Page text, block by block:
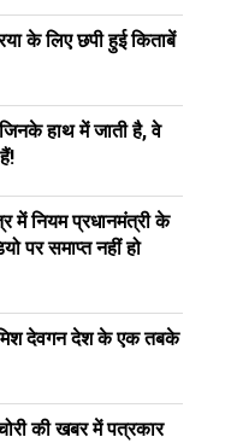
के लिए छपी हुई किताबें
जिनके हाथ में जाती है, वे
में नियम प्रधानमंत्री के
पर समाप्त नहीं हो
देवगन देश के एक तबके
की खबर में पत्रकार